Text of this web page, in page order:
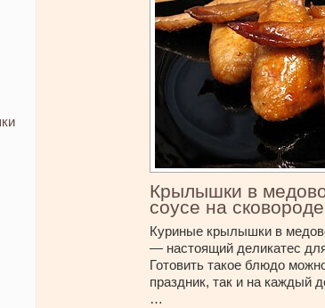
Крылышки в
соусе на сковороде
Куриные крылышки в
— настоящий деликатес
Готовить такое блюдо
праздник, так и на каждый
…